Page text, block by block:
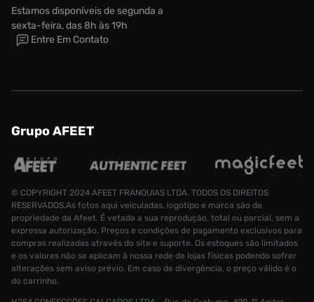
Estamos disponíveis de segunda a
sexta-feira, das 8h às 19h
Entre Em Contato
Grupo AFEET
© COPYRIGHT 2024 AFEET FRANQUIAS LTDA. TODOS OS DIREITOS
RESERVADOS.As fotos aqui veiculadas, logotipo e marca são de
propriedade da Afeet. É vetada a sua reprodução, total ou parcial, sem a
expressa autorização. Preços e condições de pagamento exclusivos para
compras realizadas através do site e suporte. Os estoques são limitados
e os valores não se aplicam à nossa rede de lojas físicas podendo sofrer
alterações sem aviso prévio. Em caso de divergência, o preço válido é o
do carrinho.